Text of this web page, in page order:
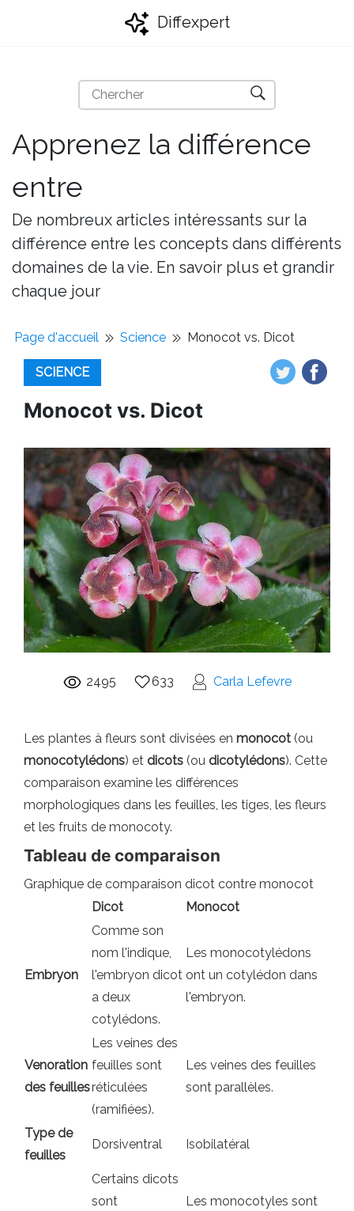
Diffexpert
Apprenez la différence
entre
De nombreux articles intéressants sur la
différence entre les concepts dans différents
domaines de la vie. En savoir plus et grandir
chaque jour
Page d'accueil Science Monocot vs. Dicot
SCIENCE
Monocot vs. Dicot
2495 633 Carla Lefevre
Les plantes à fleurs sont divisées en monocot (ou
monocotylédons) et dicots (ou dicotylédons). Cette
comparaison examine les différences
morphologiques dans les feuilles, les tiges, les fleurs
et les fruits de monocoty.
Tableau de comparaison
Graphique de comparaison dicot contre monocot
Dicot
Monocot
Embryon
Comme son
nom l'indique,
l'embryon dicot
a deux
cotylédons.
Les monocotylédons
ont un cotylédon dans
l'embryon.
Venoration
des feuilles
Les veines des
feuilles sont
réticulées
(ramifiées).
Les veines des feuilles
sont parallèles.
Type de
feuilles
Dorsiventral Isobilatéral
Certains dicots
sont
Les monocotyles sont